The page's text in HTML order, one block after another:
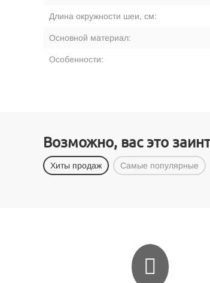
Длина окружности шеи, см:
Основной материал:
Особенности:
Возможно, вас это
Хиты продаж Самые популярные